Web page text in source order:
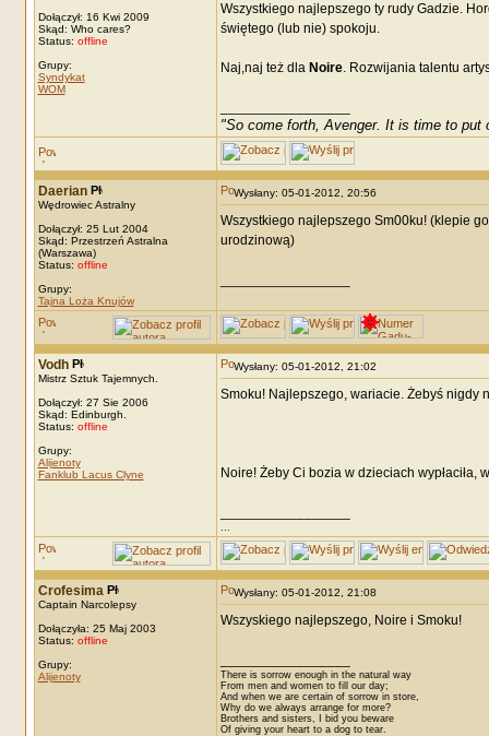
Dołączył: 16 Kwi 2009
Skąd: Who cares?
Status: offline
Grupy:
Syndykat
WOM
Wszystkiego najlepszego ty rudy Gadzie.
świętego (lub nie) spokoju.
Naj,naj też dla Noire. Rozwijania talentu
"So come forth, Avenger. It is time to put
Daerian
Wędrowiec Astralny
Dołączył: 25 Lut 2004
Skąd: Przestrzeń Astralna
(Warszawa)
Status: offline
Grupy:
Tajna Loża Knujów
Wysłany: 05-01-2012, 20:56
Wszystkiego najlepszego Sm00ku! (klepie
urodzinową)
Vodh
Mistrz Sztuk Tajemnych.
Dołączył: 27 Sie 2006
Skąd: Edinburgh.
Status: offline
Grupy:
Alijenoty
Fanklub Lacus Clyne
Wysłany: 05-01-2012, 21:02
Smoku! Najlepszego, wariacie. Żebyś nigdy
Noire! Żeby Ci bozia w dzieciach wypłaciła,
...
Crofesima
Captain Narcolepsy
Dołączyła: 25 Maj 2003
Status: offline
Grupy:
Alijenoty
Wysłany: 05-01-2012, 21:08
Wszyskiego najlepszego, Noire i Smoku!
There is sorrow enough in the natural way
From men and women to fill our day;
And when we are certain of sorrow in store,
Why do we always arrange for more?
Brothers and sisters, I bid you beware
Of giving your heart to a dog to tear.